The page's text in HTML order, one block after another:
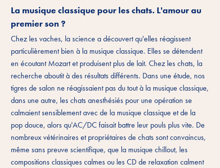
La musique classique pour les chats. L'amour au
premier son ?
Chez les vaches, la science a découvert qu'elles réagissent
particulièrement bien à la musique classique. Elles se détendent
en écoutant Mozart et produisent plus de lait. Chez les chats, la
recherche aboutit à des résultats différents. Dans une étude, nos
tigres de salon ne réagissaient pas du tout à la musique classique,
dans une autre, les chats anesthésiés pour une opération se
calmaient sensiblement avec de la musique classique et de la
pop douce, alors qu'AC/DC faisait battre leur pouls plus vite. De
nombreux vétérinaires et propriétaires de chats sont convaincus,
même sans preuve scientifique, que la musique chillout, les
compositions classiques calmes ou les CD de relaxation calment